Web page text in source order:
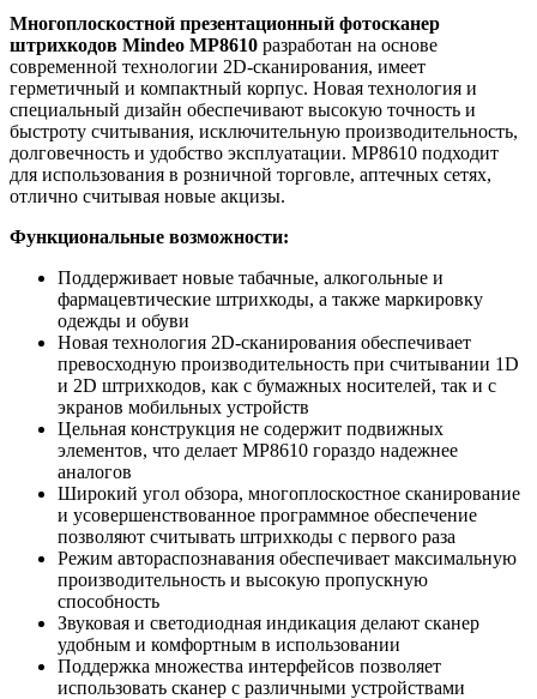
Многоплоскостной презентационный фотосканер
штрихкодов Mindeo MP8610 разработан на основе
современной технологии 2D-сканирования, имеет
герметичный и компактный корпус. Новая технология и
специальный дизайн обеспечивают высокую точность и
быстроту считывания, исключительную производительность,
долговечность и удобство эксплуатации. MP8610 подходит
для использования в розничной торговле, аптечных сетях,
отлично считывая новые акцизы.
Функциональные возможности:
Поддерживает новые табачные, алкогольные и
фармацевтические штрихкоды, а также маркировку
одежды и обуви
Новая технология 2D-сканирования обеспечивает
превосходную производительность при считывании 1D
и 2D штрихкодов, как с бумажных носителей, так и с
экранов мобильных устройств
Цельная конструкция не содержит подвижных
элементов, что делает MP8610 гораздо надежнее
аналогов
Широкий угол обзора, многоплоскостное сканирование
и усовершенствованное программное обеспечение
позволяют считывать штрихкоды с первого раза
Режим автораспознавания обеспечивает максимальную
производительность и высокую пропускную
способность
Звуковая и светодиодная индикация делают сканер
удобным и комфортным в использовании
Поддержка множества интерфейсов позволяет
использовать сканер с различными устройствами